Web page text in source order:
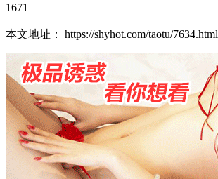
1671
本文地址： https://shyhot.com/taotu/7634.html